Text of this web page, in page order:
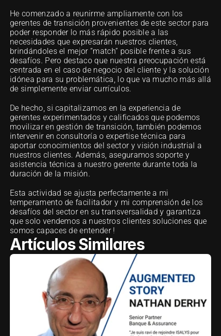
He comenzado a reunirme ampliamente con los
gerentes de transición provenientes de este sector para
poder responder lo más rápido posible a las
necesidades que expresarán nuestros clientes,
brindándoles el mejor “match” posible frente a sus
desafíos. Pero destaco que nuestra preocupación está
centrada en el caso de negocio del cliente y la solución
idónea para su problemática, lo que va mucho más allá
de simplemente enviar currículos.
De hecho, si capitalizamos en la experiencia de
gerentes experimentados y calificados que podemos
movilizar en gestión de transición, también podemos
intervenir en consultoría o expertise técnica para
aportar conocimientos del sector y visión industrial a
nuestros clientes. Además, aseguramos soporte y
asistencia técnica a nuestro gerente durante toda la
duración de la misión.
Esta actividad se ajusta perfectamente a mi
temperamento de facilitador y mi comprensión de los
desafíos del sector en su transversalidad y garantiza
que solo vendemos a nuestros clientes soluciones que
somos capaces de entender !
Artículos Similares